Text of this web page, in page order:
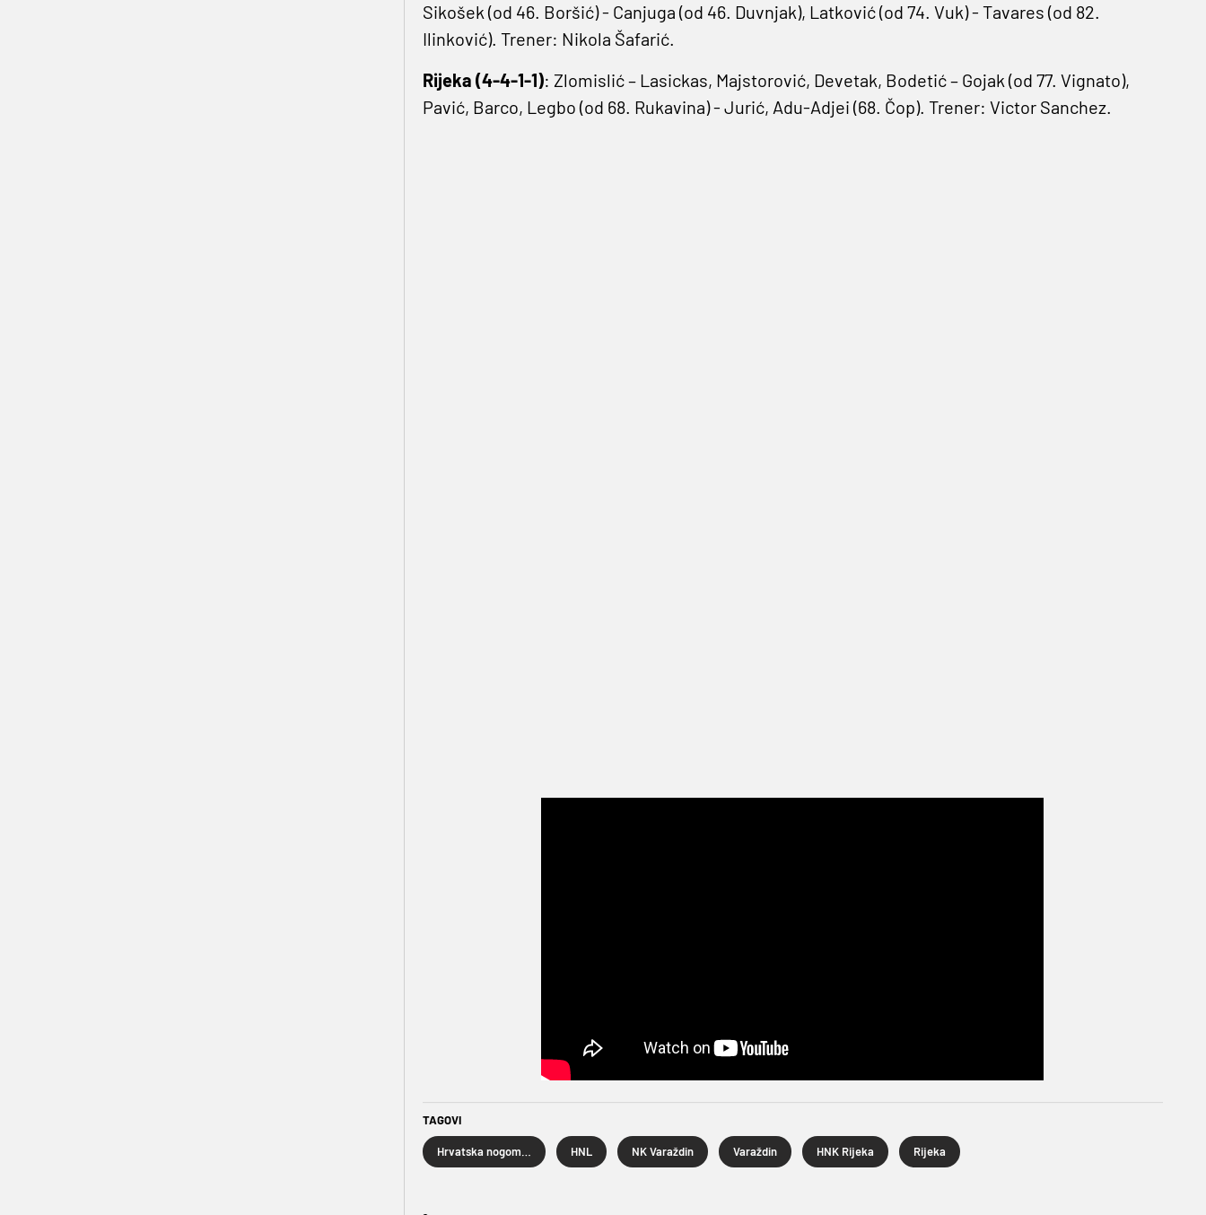
Sikošek (od 46. Boršić) - Canjuga (od 46. Duvnjak), Latković (od 74. Vuk) - Tavares (od 82.
Ilinković). Trener: Nikola Šafarić.
Rijeka (4-4-1-1): Zlomislić – Lasickas, Majstorović, Devetak, Bodetić – Gojak (od 77. Vignato),
Pavić, Barco, Legbo (od 68. Rukavina) - Jurić, Adu-Adjei (68. Čop). Trener: Victor Sanchez.
TAGOVI
Hrvatska nogometna liga HNL NK Varaždin Varaždin HNK Rijeka Rijeka